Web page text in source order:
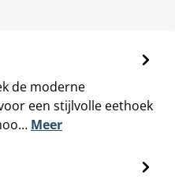
de moderne
een stijlvolle eethoek
Meer